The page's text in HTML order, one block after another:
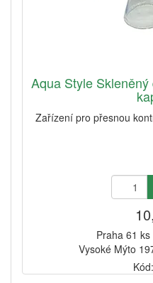
Aqua Style
Zařízení pro přesnou
Praha 61
Vysoké Mýto